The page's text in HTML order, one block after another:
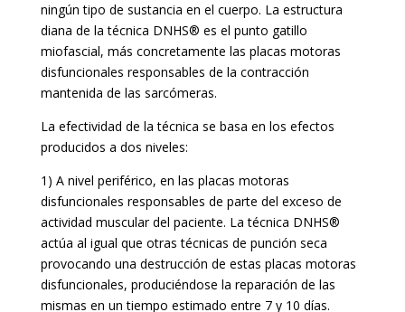
ningún tipo de sustancia en el cuerpo. La estructura
diana de la técnica DNHS® es el punto gatillo
miofascial, más concretamente las placas motoras
disfuncionales responsables de la contracción
mantenida de las sarcómeras.
La efectividad de la técnica se basa en los efectos
producidos a dos niveles:
1) A nivel periférico, en las placas motoras
disfuncionales responsables de parte del exceso de
actividad muscular del paciente. La técnica DNHS®
actúa al igual que otras técnicas de punción seca
provocando una destrucción de estas placas motoras
disfuncionales, produciéndose la reparación de las
mismas en un tiempo estimado entre 7 y 10 días.